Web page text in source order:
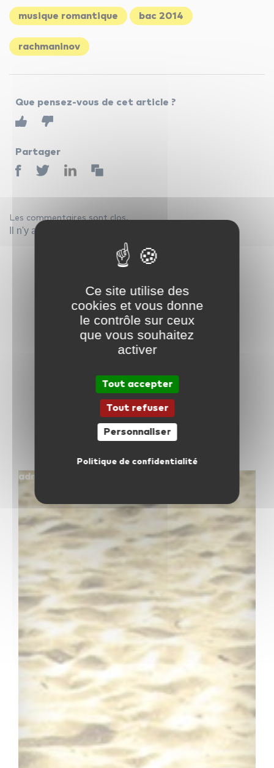
musique romantique bac 2014
rachmaninov
Que pensez-vous de cet article ?
Partager
Les commentaires sont clos.
Il n'y a pas encore de commentaires
archives
Vous aimerez aussi
Les cours d’été chez ICM !
admin — 4 juillet 2018
Ce site utilise des
cookies et vous donne
le contrôle sur ceux
que vous souhaitez
activer
Tout accepter
Tout refuser
Personnaliser
Politique de confidentialité